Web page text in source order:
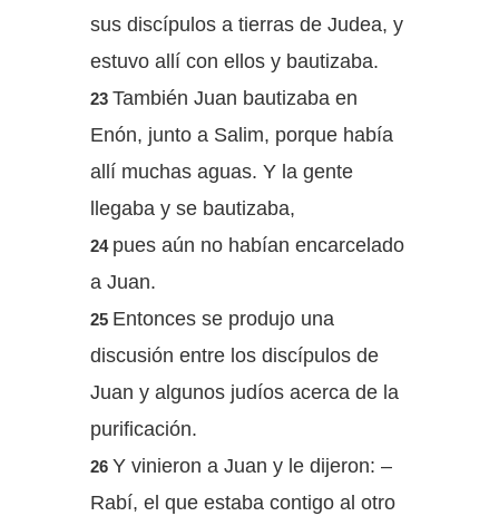
sus discípulos a tierras de Judea, y
estuvo allí con ellos y bautizaba.
23 También Juan bautizaba en
Enón, junto a Salim, porque había
allí muchas aguas. Y la gente
llegaba y se bautizaba,
24 pues aún no habían encarcelado
a Juan.
25 Entonces se produjo una
discusión entre los discípulos de
Juan y algunos judíos acerca de la
purificación.
26 Y vinieron a Juan y le dijeron: –
Rabí, el que estaba contigo al otro